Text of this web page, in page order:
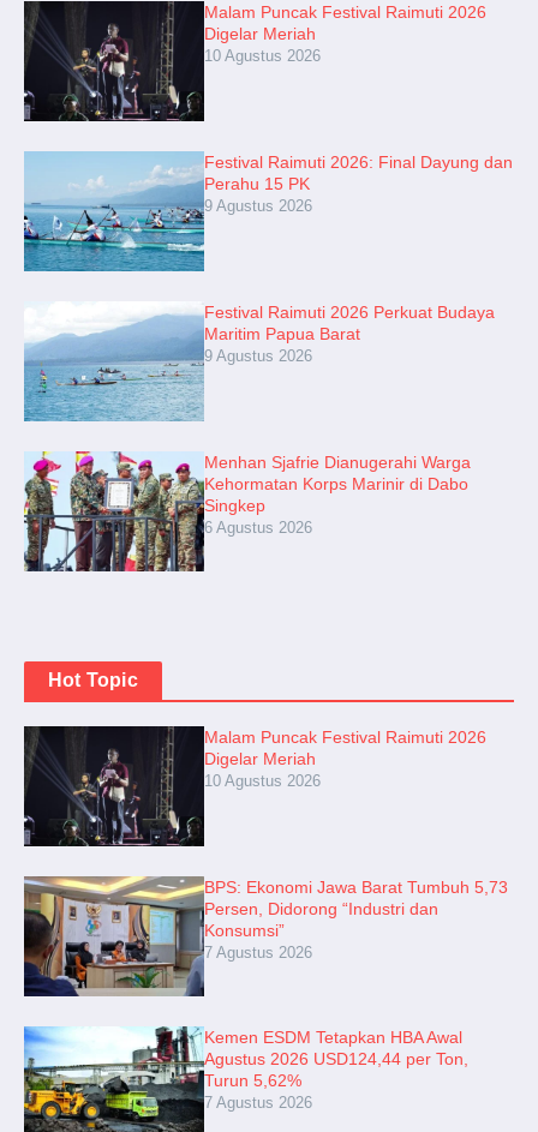
Malam Puncak Festival Raimuti 2026
Digelar Meriah
10 Agustus 2026
Festival Raimuti 2026: Final Dayung dan
Perahu 15 PK
9 Agustus 2026
Festival Raimuti 2026 Perkuat Budaya
Maritim Papua Barat
9 Agustus 2026
Menhan Sjafrie Dianugerahi Warga
Kehormatan Korps Marinir di Dabo
Singkep
6 Agustus 2026
Hot Topic
Malam Puncak Festival Raimuti 2026
Digelar Meriah
10 Agustus 2026
BPS: Ekonomi Jawa Barat Tumbuh 5,73
Persen, Didorong “Industri dan
Konsumsi”
7 Agustus 2026
Kemen ESDM Tetapkan HBA Awal
Agustus 2026 USD124,44 per Ton,
Turun 5,62%
7 Agustus 2026